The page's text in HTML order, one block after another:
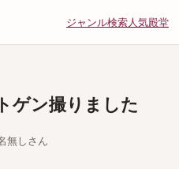
ジャンル検索人気殿堂
ゲン撮りました
無しさん